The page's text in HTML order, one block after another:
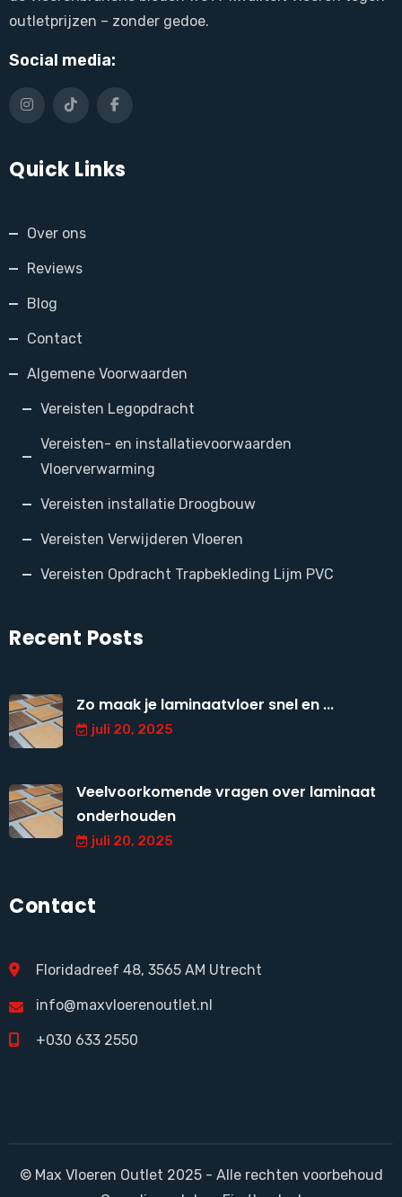
outletprijzen – zonder gedoe.
Social media:
Quick Links
Over ons
Reviews
Blog
Contact
Algemene Voorwaarden
Vereisten Legopdracht
Vereisten- en installatievoorwaarden
Vloerverwarming
Vereisten installatie Droogbouw
Vereisten Verwijderen Vloeren
Vereisten Opdracht Trapbekleding Lijm PVC
Recent Posts
Zo maak je laminaatvloer snel en ...
juli 20, 2025
Veelvoorkomende vragen over laminaat
onderhouden
juli 20, 2025
Contact
Floridadreef 48, 3565 AM Utrecht
info@maxvloerenoutlet.nl
+030 633 2550
© Max Vloeren Outlet 2025 - Alle rechten voorbehoud